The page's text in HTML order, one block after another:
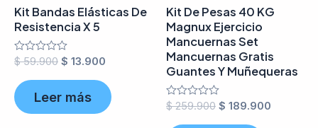
Kit Bandas Elásticas De
Resistencia X 5
Valorado
en
de
5
$59.900 $ 13.900
Leer más
Kit De Pesas 40 KG
Magnux Ejercicio
Mancuernas Set
Mancuernas Gratis
Guantes Y Muñequeras
Valorado
en
$259.900 $ 189.900